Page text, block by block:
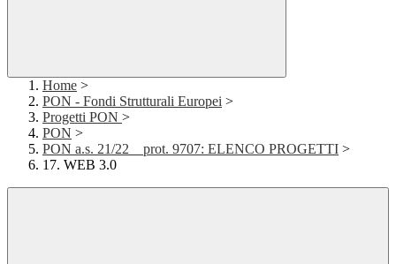
Home >
PON - Fondi Strutturali Europei >
Progetti PON >
PON >
PON a.s. 21/22__prot. 9707: ELENCO PROGETTI >
17. WEB 3.0